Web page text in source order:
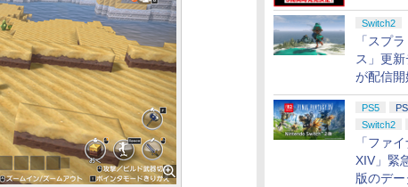
ブック3
Switch2
「スプ
ス」更新
が配信開
に関す
PS5
Switch2
「ファ
XIV」緊
版のデー